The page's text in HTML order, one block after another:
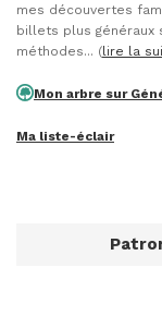
mes découvertes
billets plus généraux
méthodes... (lire la
Mon arbre sur
Ma liste-éclair